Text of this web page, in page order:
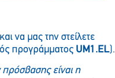
και να μας την στείλετε
προγράμματος UM1.EL).
είναι η